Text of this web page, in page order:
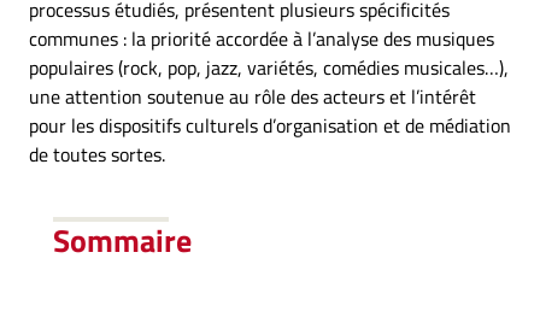
processus étudiés, présentent plusieurs spécificités
communes : la priorité accordée à l’analyse des musiques
populaires (rock, pop, jazz, variétés, comédies musicales…),
une attention soutenue au rôle des acteurs et l’intérêt
pour les dispositifs culturels d’organisation et de médiation
de toutes sortes.
Sommaire